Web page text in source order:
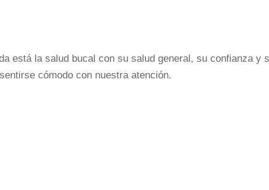
está la salud bucal con su salud general, su confianza
cómodo con nuestra atención.